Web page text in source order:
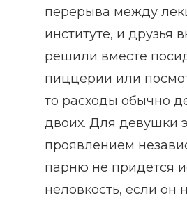
перерыва между
институте, и друзья
решили вместе
пиццерии или
то расходы обычно
двоих. Для девушки
проявлением
парню не придется
неловкость, если он